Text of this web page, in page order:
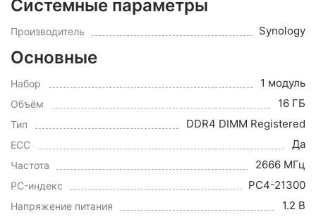
Системные параметры
Производитель Synology
Основные
Набор 1 модуль
Объём 16 ГБ
Тип DDR4 DIMM Registered
ECC Да
Частота 2666 МГц
PC-индекс PC4-21300
Напряжение питания 1.2 В